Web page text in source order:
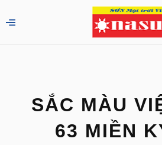
SẮC MÀU
63 MIỀN